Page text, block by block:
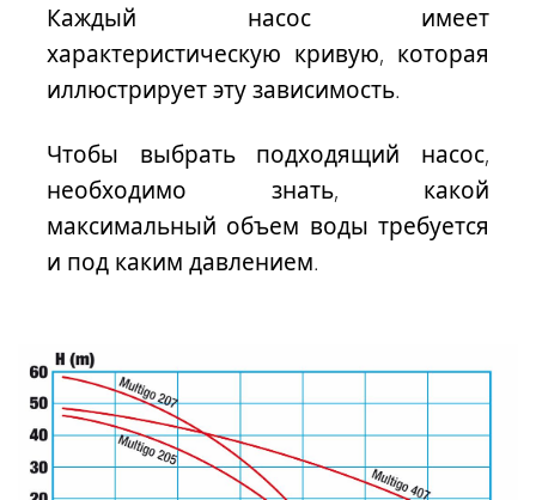
Каждый насос имеет
характеристическую кривую, которая
иллюстрирует эту зависимость.
Чтобы выбрать подходящий насос,
необходимо знать, какой
максимальный объем воды требуется
и под каким давлением.